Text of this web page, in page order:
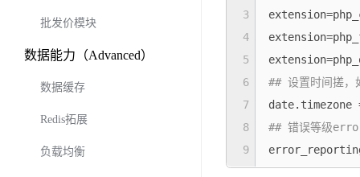
批发价模块
数据能力（Advanced）
数据缓存
Redis拓展
负载均衡
## 设置时间搓，
## 错误等级
error_reporting
3
4
5
6
7
8
9